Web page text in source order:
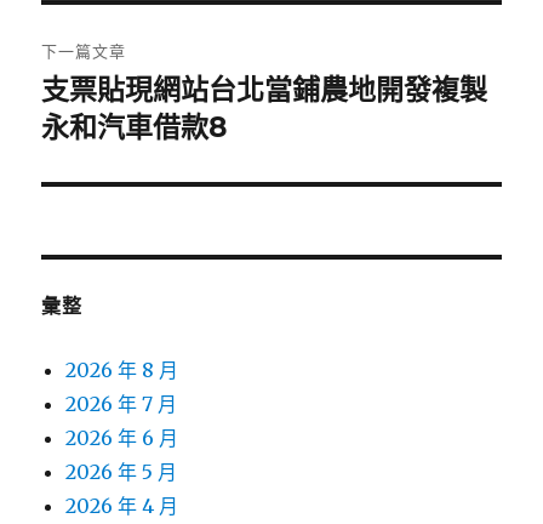
文
章:
下一篇文章
下
一
文
支票貼現網站台北當鋪農地開發複製
永和汽車借款8
彙整
2026 年 8 月
2026 年 7 月
2026 年 6 月
2026 年 5 月
2026 年 4 月